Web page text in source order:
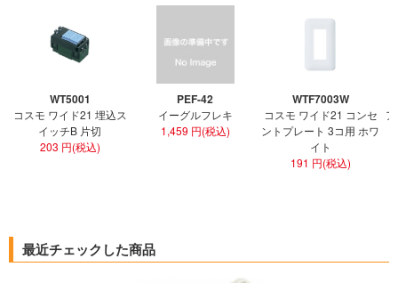
WT5001
コスモ ワイド21 埋込ス
イッチB 片切
203 円(税込)
PEF-42
イーグルフレキ
1,459 円(税込)
WTF7003W
コスモ ワイド21 コンセ
ントプレート 3コ用 ホワ
イト
191 円(税込)
最近チェックした商品